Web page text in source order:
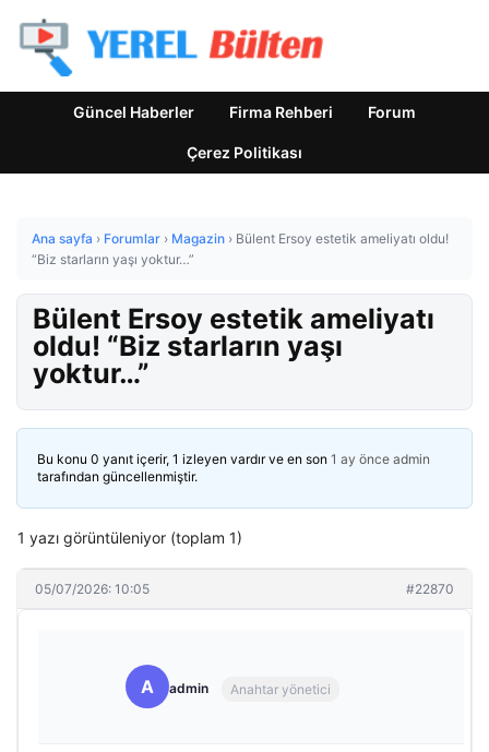
Güncel Haberler Firma Rehberi Forum
Çerez Politikası
Ana sayfa › Forumlar › Magazin › Bülent Ersoy estetik ameliyatı oldu!
“Biz starların yaşı yoktur…”
Bülent Ersoy estetik ameliyatı
oldu! “Biz starların yaşı
yoktur…”
Bu konu 0 yanıt içerir, 1 izleyen vardır ve en son 1 ay önce admin
tarafından güncellenmiştir.
1 yazı görüntüleniyor (toplam 1)
05/07/2026: 10:05 #22870
A admin Anahtar yönetici